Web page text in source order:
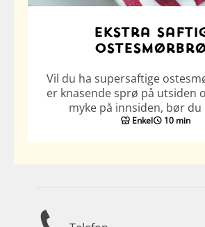
Ekstra
Vil du ha supersaftige
er knasende sprø på utsiden
myke på innsiden, bør
Enkel 10 min